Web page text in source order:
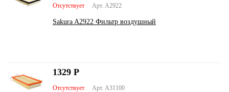
Арт. A2922
Отсутствует
Sakura A2922 Фильтр воздушный
Арт. A31100
Отсутствует
1329 Р